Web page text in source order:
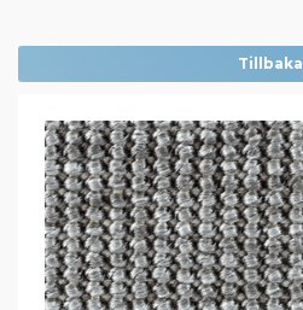
Tillbaka